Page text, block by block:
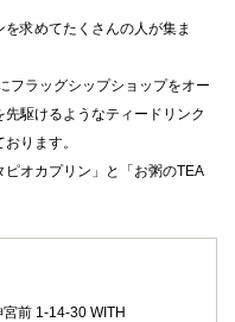
求めてたくさんの人が集ま
フラッグシップショップをオー
駆けるようなティードリンク
ります。
オカプリン」と「お粥のTEA
1-14-30 WITH